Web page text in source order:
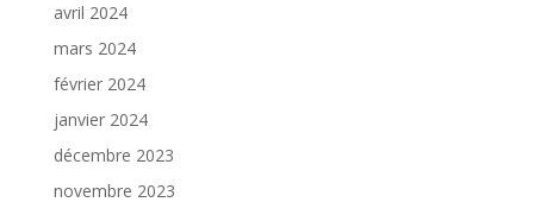
avril 2024
mars 2024
février 2024
janvier 2024
décembre 2023
novembre 2023